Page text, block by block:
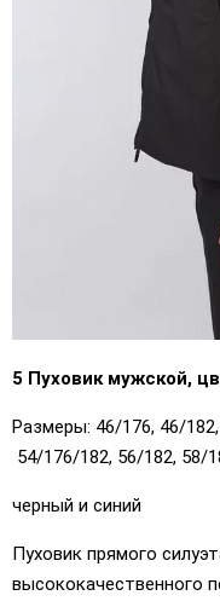
5 Пуховик мужской,
Размеры: 46/176, 46/
54/176/182, 56/182, 58/
черный и синий
Пуховик прямого
высококачественного